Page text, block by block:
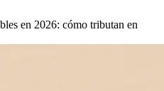
en 2026: cómo tributan en